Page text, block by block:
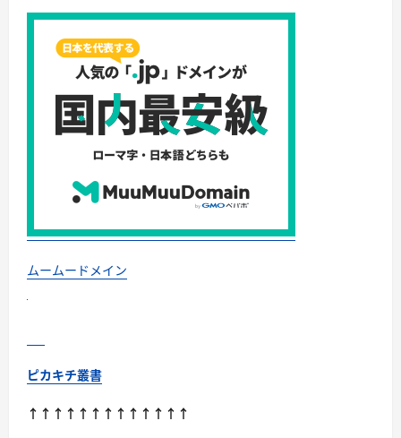
ー
実
力
を
徹
解
説！
に
つ
い
て
ら
に
む
ムームードメイン
ピカキチ叢書
↑↑↑↑↑↑↑↑↑↑↑↑↑